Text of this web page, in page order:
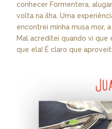
conhecer Formentera,
volta na ilha. Uma
encontrei minha musa mor,
Mal acreditei quando vi que
que ela! É claro que